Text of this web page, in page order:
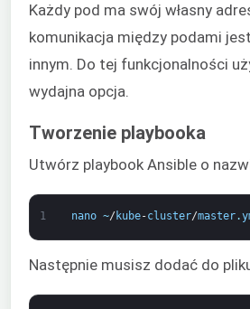
Każdy pod ma swój własny
komunikacja między podami
innym. Do tej funkcjonalności
wydajna opcja.
Tworzenie playbooka
Utwórz playbook Ansible o
1 nano ~/ kube-cluster/master.
Następnie musisz dodać do